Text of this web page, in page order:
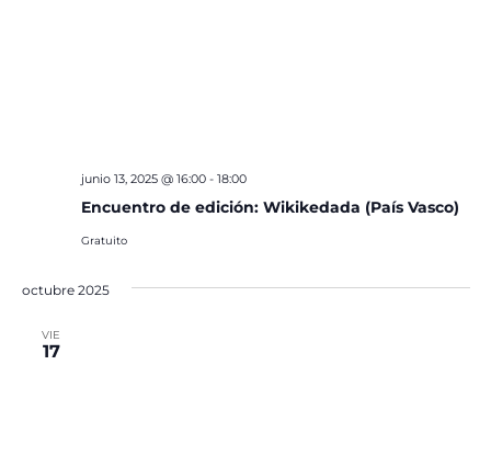
Encuentro de edición: Wikikedada (País Vasco)
junio 13, 2025 @ 16:00- 18:00
Gratuito
octubre 2025
VIE
17